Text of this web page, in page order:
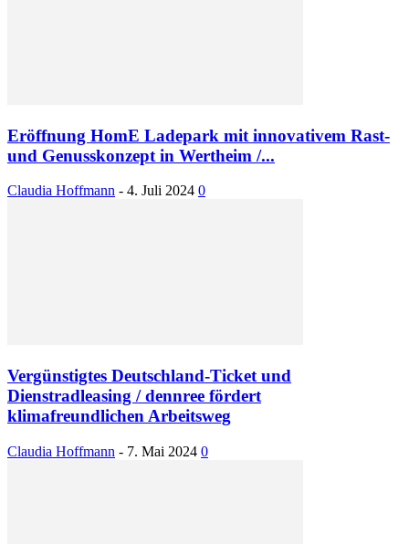
Eröffnung HomE Ladepark mit innovativem Rast-
und Genusskonzept in Wertheim /...
Claudia Hoffmann - 4. Juli 2024 0
Vergünstigtes Deutschland-Ticket und
Dienstradleasing / dennree fördert
klimafreundlichen Arbeitsweg
Claudia Hoffmann - 7. Mai 2024 0